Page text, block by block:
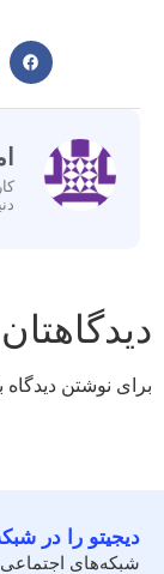
برای نوشتن دیدگاه
دیجیتو را در
شبکه‌های